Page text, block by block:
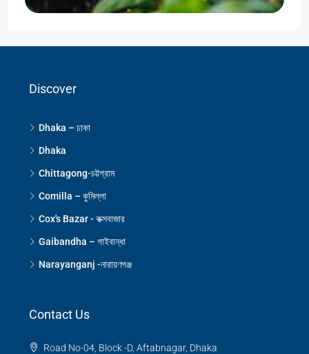
Discover
Dhaka – ঢাকা
Dhaka
Chittagong-চট্টগ্রাম
Comilla – কুমিল্লা
Cox's Bazar - কক্সবাজার
Gaibandha – গাইবান্ধা
Narayanganj -নারায়ণগঞ্জ
Contact Us
Road No-04, Block -D, Aftabnagar, Dhaka